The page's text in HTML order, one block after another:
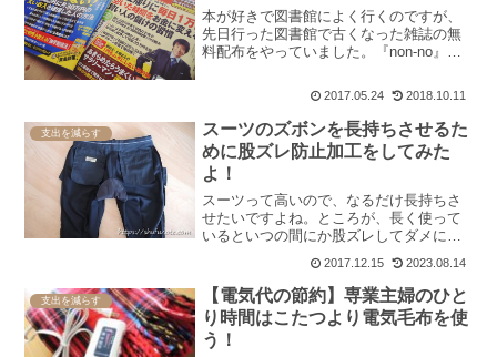
本が好きで図書館によく行くのですが、
先日行った図書館で古くなった雑誌の無
料配布をやっていました。『non-no』や
がもらったのは『BIG tomorrow』という
雑誌。名前は聞いたことはありますが読
んだこ...
2017.05.24 2018.10.11
支出を減らす
スーツのズボンを長持ちさせるた
めに股ズレ防止加工をしてみた
よ！
スーツって高いので、なるだけ長持ちさ
せたいですよね。ところが、長く使って
いるといつの間にか股ズレしてダメにな
ってしまうもの…。夫のスーツのズボン
（スラックス）も擦れて穴が開いてしま
い、処分したことがありました。まだま
だ綺麗なのに…と、もった...
2017.12.15 2023.08.14
支出を減らす
【電気代の節約】専業主婦のひと
り時間はこたつより電気毛布を使
う！